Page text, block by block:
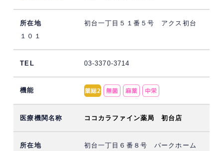
初台一丁目５１番５号 アクス初台
１０１
03-3370-3714
ココカラファイン薬局 初台店
初台一丁目６番８号 パークホーム